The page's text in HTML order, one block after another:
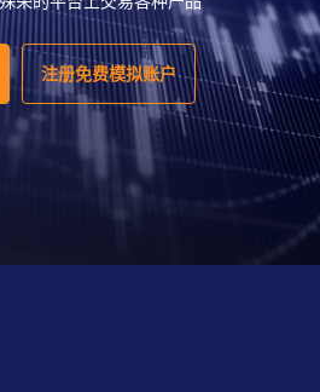
注册免费模拟账户